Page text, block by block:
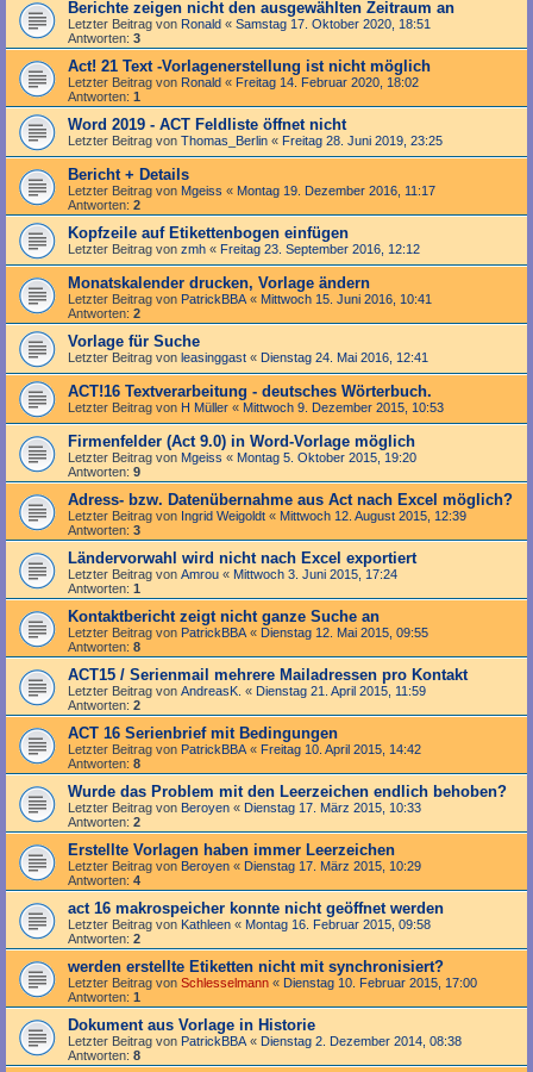
Berichte zeigen nicht den ausgewählten Zeitraum an
Letzter Beitrag von Ronald « Samstag 17. Oktober 2020, 18:51
Antworten: 3
Act! 21 Text -Vorlagenerstellung ist nicht möglich
Letzter Beitrag von Ronald « Freitag 14. Februar 2020, 18:02
Antworten: 1
Word 2019 - ACT Feldliste öffnet nicht
Letzter Beitrag von Thomas_Berlin « Freitag 28. Juni 2019, 23:25
Bericht + Details
Letzter Beitrag von Mgeiss « Montag 19. Dezember 2016, 11:17
Antworten: 2
Kopfzeile auf Etikettenbogen einfügen
Letzter Beitrag von zmh « Freitag 23. September 2016, 12:12
Monatskalender drucken, Vorlage ändern
Letzter Beitrag von PatrickBBA « Mittwoch 15. Juni 2016, 10:41
Antworten: 2
Vorlage für Suche
Letzter Beitrag von leasinggast « Dienstag 24. Mai 2016, 12:41
ACT!16 Textverarbeitung - deutsches Wörterbuch.
Letzter Beitrag von H Müller « Mittwoch 9. Dezember 2015, 10:53
Firmenfelder (Act 9.0) in Word-Vorlage möglich
Letzter Beitrag von Mgeiss « Montag 5. Oktober 2015, 19:20
Antworten: 9
Adress- bzw. Datenübernahme aus Act nach Excel möglich?
Letzter Beitrag von Ingrid Weigoldt « Mittwoch 12. August 2015, 12:39
Antworten: 3
Ländervorwahl wird nicht nach Excel exportiert
Letzter Beitrag von Amrou « Mittwoch 3. Juni 2015, 17:24
Antworten: 1
Kontaktbericht zeigt nicht ganze Suche an
Letzter Beitrag von PatrickBBA « Dienstag 12. Mai 2015, 09:55
Antworten: 8
ACT15 / Serienmail mehrere Mailadressen pro Kontakt
Letzter Beitrag von AndreasK. « Dienstag 21. April 2015, 11:59
Antworten: 2
ACT 16 Serienbrief mit Bedingungen
Letzter Beitrag von PatrickBBA « Freitag 10. April 2015, 14:42
Antworten: 8
Wurde das Problem mit den Leerzeichen endlich behoben?
Letzter Beitrag von Beroyen « Dienstag 17. März 2015, 10:33
Antworten: 2
Erstellte Vorlagen haben immer Leerzeichen
Letzter Beitrag von Beroyen « Dienstag 17. März 2015, 10:29
Antworten: 4
act 16 makrospeicher konnte nicht geöffnet werden
Letzter Beitrag von Kathleen « Montag 16. Februar 2015, 09:58
Antworten: 2
werden erstellte Etiketten nicht mit synchronisiert?
Letzter Beitrag von Schlesselmann « Dienstag 10. Februar 2015, 17:00
Antworten: 1
Dokument aus Vorlage in Historie
Letzter Beitrag von PatrickBBA « Dienstag 2. Dezember 2014, 08:38
Antworten: 8